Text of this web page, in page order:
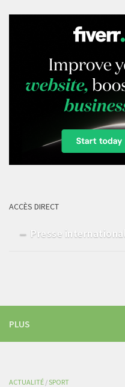
ACCÈS DIRECT
Presse
PLUS
ACTUALITÉ /SPORT